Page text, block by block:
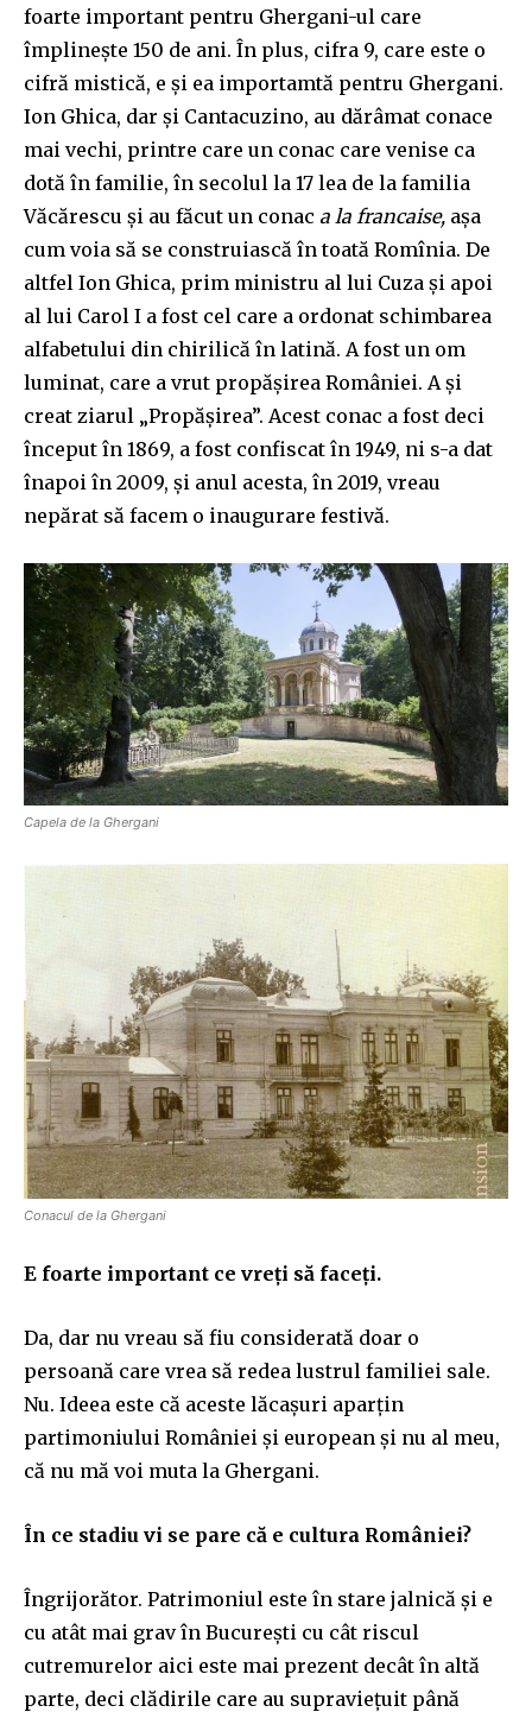
foarte important pentru Ghergani-ul care
împlinește 150 de ani. În plus, cifra 9, care este o
cifră mistică, e și ea importamtă pentru Ghergani.
Ion Ghica, dar și Cantacuzino, au dărâmat conace
mai vechi, printre care un conac care venise ca
dotă în familie, în secolul la 17 lea de la familia
Văcărescu și au făcut un conac a la francaise, așa
cum voia să se construiască în toată Romînia. De
altfel Ion Ghica, prim ministru al lui Cuza și apoi
al lui Carol I a fost cel care a ordonat schimbarea
alfabetului din chirilică în latină. A fost un om
luminat, care a vrut propășirea României. A și
creat ziarul „Propășirea”. Acest conac a fost deci
început în 1869, a fost confiscat în 1949, ni s-a dat
înapoi în 2009, și anul acesta, în 2019, vreau
nepărat să facem o inaugurare festivă.
Capela de la Ghergani
Conacul de la Ghergani
E foarte important ce vreți să faceți.
Da, dar nu vreau să fiu considerată doar o
persoană care vrea să redea lustrul familiei sale.
Nu. Ideea este că aceste lăcașuri aparțin
partimoniului României și european și nu al meu,
că nu mă voi muta la Ghergani.
În ce stadiu vi se pare că e cultura României?
Îngrijorător. Patrimoniul este în stare jalnică și e
cu atât mai grav în București cu cât riscul
cutremurelor aici este mai prezent decât în altă
parte, deci clădirile care au supraviețuit până